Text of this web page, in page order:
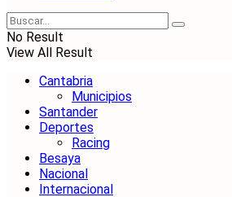
No Result
View All Result
Cantabria
Municipios
Santander
Deportes
Racing
Besaya
Nacional
Internacional